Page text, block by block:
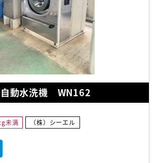
動水洗機 WN162
未満 （株）シーエル